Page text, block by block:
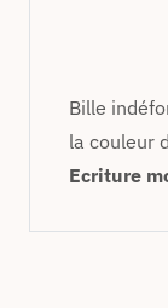
Bille
la couleur
Ecriture